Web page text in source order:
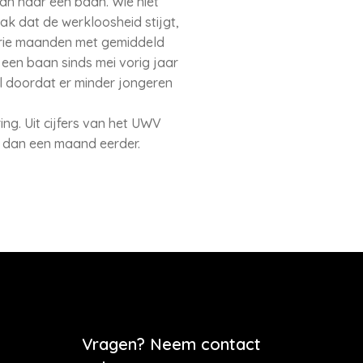
dat de werkloosheid stijgt,
maanden met gemiddeld
baan sinds mei vorig jaar
doordat er minder jongeren
Uit cijfers van het UWV
een maand eerder.
Vragen? Neem contact